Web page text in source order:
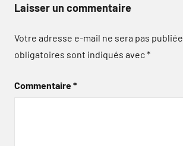
Laisser un commentaire
Votre adresse e-mail ne sera pas publiée.
obligatoires sont indiqués avec*
Commentaire*